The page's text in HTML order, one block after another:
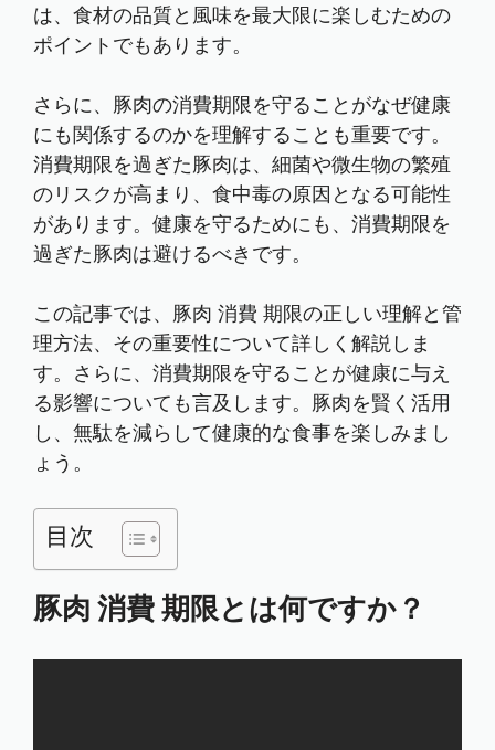
は、食材の品質と風味を最大限に楽しむための
ポイントでもあります。
さらに、豚肉の消費期限を守ることがなぜ健康
にも関係するのかを理解することも重要です。
消費期限を過ぎた豚肉は、細菌や微生物の繁殖
のリスクが高まり、食中毒の原因となる可能性
があります。健康を守るためにも、消費期限を
過ぎた豚肉は避けるべきです。
この記事では、豚肉 消費 期限の正しい理解と管
理方法、その重要性について詳しく解説しま
す。さらに、消費期限を守ることが健康に与え
る影響についても言及します。豚肉を賢く活用
し、無駄を減らして健康的な食事を楽しみまし
ょう。
目次
豚肉 消費 期限とは何ですか？